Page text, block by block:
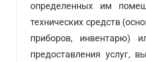
определенных им
технических средств
приборов, инвентарю)
предоставления услуг,